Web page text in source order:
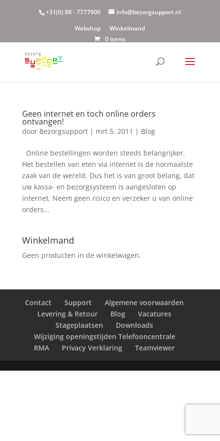
+31(0) 88 - 7777900
info@bezorgsupport.nl
Webshop
Winkelmand
0 items
Geen internet en toch online orders
ontvangen!
door Bezorgsupport| mrt 5, 2011 | Blog
Online bestellingen worden steeds belangrijker.
Het bestellen van eten via internet is de normaalste
zaak van de wereld. Dus het is van groot belang, dat
uw kassa- en bezorgsysteem is aangesloten op
internet. Neem geen risico en verzeker u van online
orders...
Winkelmand
Geen producten in de winkelwagen.
Contact Support
Algemene voorwaarden
Levering & Retour
Blog
Vacatures
Stageplaatsen
Downloads
Wijziging openingstijden Telefooncentrale
RMA
Privacy Verklaring Teamviewer